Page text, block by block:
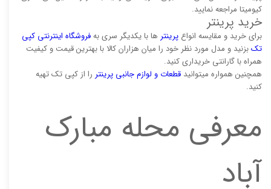
کیومیتا مراجعه نمایید.
خرید پرینتر
برای خرید و مقایسه انواع پرینتر‌ ها با یکدیگر سری بهفروشگاه اینترنتی کپی
تکبزنید و مدل مورد نظر خود را میان هزاران کالا با بهترین قیمت و کیفیت
همراه با گارانتی خریداری کنید.
همچنین همواره میتوانید قطعات و لوازم جانبی پرینتر را از کپی تک تهیه
کنید.
معرفی محله مبارک
آباد